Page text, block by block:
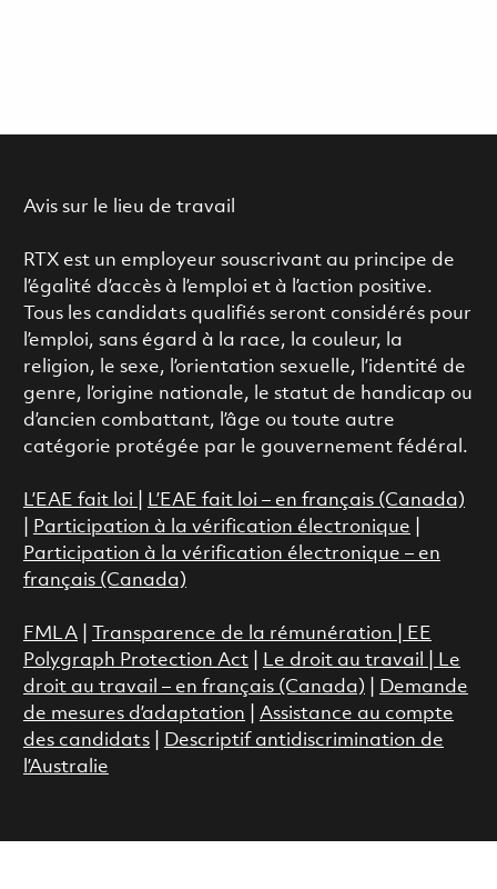
Avis sur le lieu de travail
RTX est un employeur souscrivant au principe de
l’égalité d’accès à l’emploi et à l’action positive.
Tous les candidats qualifiés seront considérés pour
l’emploi, sans égard à la race, la couleur, la
religion, le sexe, l’orientation sexuelle, l’identité de
genre, l’origine nationale, le statut de handicap ou
d’ancien combattant, l’âge ou toute autre
catégorie protégée par le gouvernement fédéral.
L’EAE fait loi
L’EAE fait loi – en français (Canada)
Participation à la vérification électronique
Participation à la vérification électronique – en
français (Canada)
FMLA| Transparence de la rémunération |
EE
Polygraph Protection Act
Le droit au travail
Le
droit au travail – en français (Canada)
Demande
de mesures d’adaptation
Assistance au compte
des candidats|
Descriptif antidiscrimination de
l’Australie